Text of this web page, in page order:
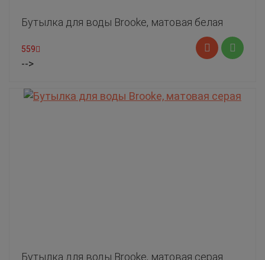
Бутылка для воды Brooke, матовая белая
559
-->
Бутылка для воды Brooke, матовая серая